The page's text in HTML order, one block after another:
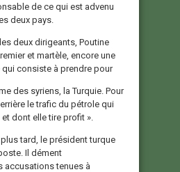
de ce qui est advenu
deux pays.
deux dirigeants, Poutine
et martèle, encore une
consiste à prendre pour
des syriens, la Turquie. Pour
le trafic du pétrole qui
dont elle tire profit ».
tard, le président turque
Il dément
accusations tenues à